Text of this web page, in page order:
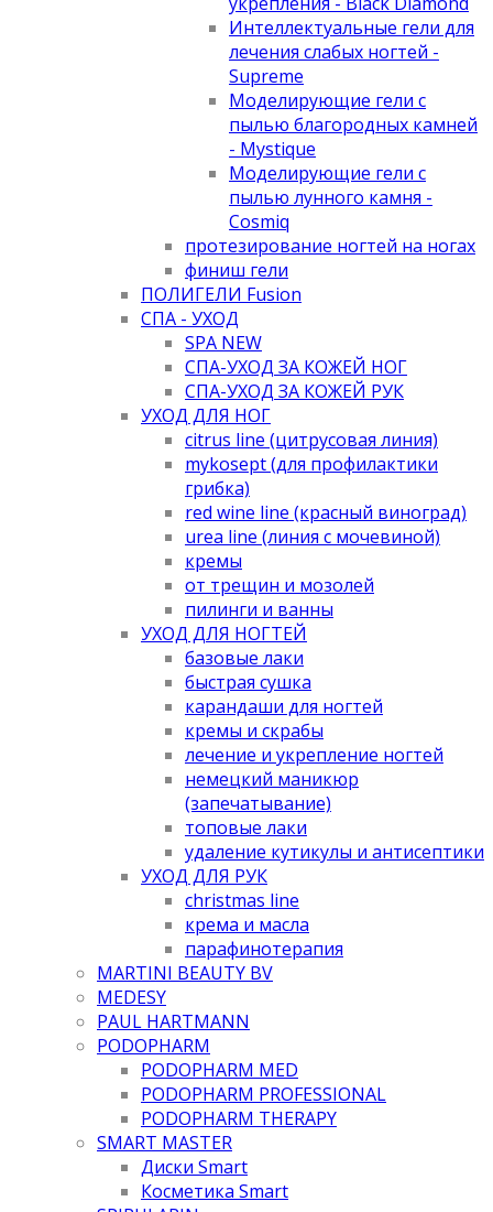
Интеллектуальные гели для
лечения слабых ногтей -
Supreme
Моделирующие гели с
пылью благородных камней
- Mystique
Моделирующие гели с
пылью лунного камня -
Cosmiq
протезирование ногтей на ногах
финиш гели
ПОЛИГЕЛИ Fusion
СПА - УХОД
SPA NEW
СПА-УХОД ЗА КОЖЕЙ НОГ
СПА-УХОД ЗА КОЖЕЙ РУК
УХОД ДЛЯ НОГ
citrus line (цитрусовая линия)
mykosept (для профилактики
грибка)
red wine line (красный виноград)
urea line (линия с мочевиной)
кремы
от трещин и мозолей
пилинги и ванны
УХОД ДЛЯ НОГТЕЙ
базовые лаки
быстрая сушка
карандаши для ногтей
кремы и скрабы
лечение и укрепление ногтей
немецкий маникюр
(запечатывание)
топовые лаки
удаление кутикулы и антисептики
УХОД ДЛЯ РУК
christmas line
крема и масла
парафинотерапия
MARTINI BEAUTY BV
MEDESY
PAUL HARTMANN
PODOPHARM
PODOPHARM MED
PODOPHARM PROFESSIONAL
PODOPHARM THERAPY
SMART MASTER
Диски Smart
Косметика Smart